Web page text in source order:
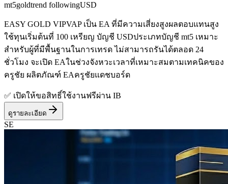
mt5goldtrend followingUSD
EASY GOLD VIPVAP เป็น EA ที่มีความเสี่ยงสูงผลตอบแทนสูง
ใช้ทุนเริ่มต้นที่ 100 เหรียญ บัญชี USDประเภทบัญชี mt5 เหมาะ
สำหรับผู้ที่มีพื้นฐานในการเทรด ไม่สามารถรันได้ตลอด 24
ชั่วโมง จะเปิด EAในช่วงจังหวะเวลาที่เหมาะสมตามเทคนิคของ
ครูชัย ผลิตภัณฑ์ EAครูชัยแดชบอร์ด
✅ เปิดให้ขอสิทธิ์ใช้งานฟรีผ่าน IB
ดูรายละเอียด
SE